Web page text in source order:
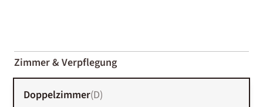
01-02
Zimmer & Verpflegung
Doppelzimmer(D)